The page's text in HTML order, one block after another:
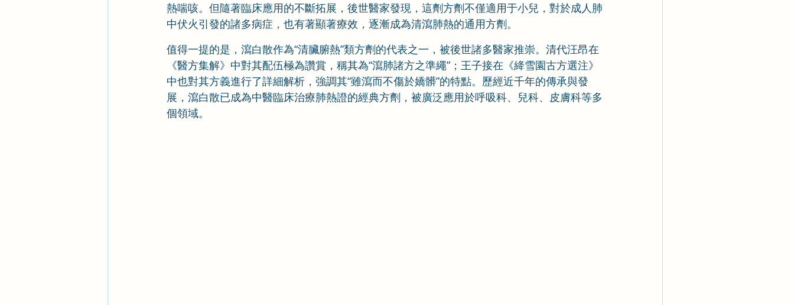
熱喘咳。但隨著臨床應用的不斷拓展，後世醫家發現，這劑方劑不僅適用于小兒，對於成人肺
中伏火引發的諸多病症，也有著顯著療效，逐漸成為清瀉肺熱的通用方劑。
值得一提的是，瀉白散作為“清臟腑熱”類方劑的代表之一，被後世諸多醫家推崇。清代汪昂在
《醫方集解》中對其配伍極為讚賞，稱其為“瀉肺諸方之準繩”；王子接在《絳雪園古方選注》
中也對其方義進行了詳細解析，強調其“雖瀉而不傷於嬌髒”的特點。歷經近千年的傳承與發
展，瀉白散已成為中醫臨床治療肺熱證的經典方劑，被廣泛應用於呼吸科、兒科、皮膚科等多
個領域。